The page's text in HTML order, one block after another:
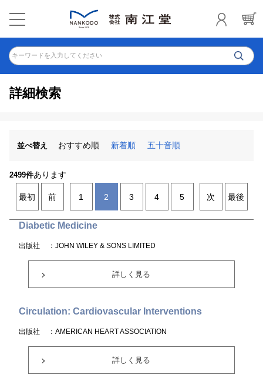
キーワードを入力してください
詳細検索
並べ替え おすすめ順 新着順 五十音順
2499件あります
最初 前 1 2 3 4 5 次 最後
Diabetic Medicine
出版社 ：JOHN WILEY & SONS LIMITED
詳しく見る
Circulation: Cardiovascular Interventions
出版社 ：AMERICAN HEART ASSOCIATION
詳しく見る